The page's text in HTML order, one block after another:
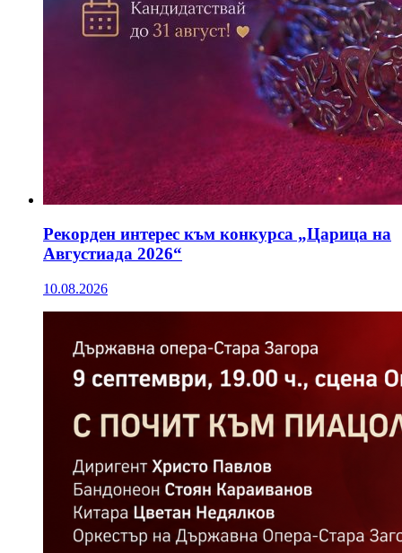
Рекорден интерес към конкурса „Царица на
Августиада 2026“
10.08.2026